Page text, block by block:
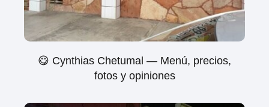
😋 Cynthias Chetumal — Menú, precios,
fotos y opiniones